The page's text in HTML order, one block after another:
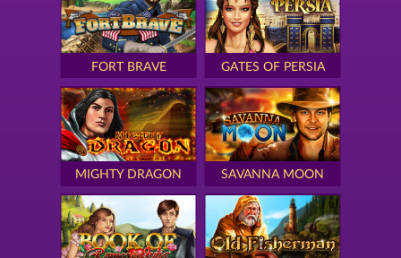
FORT BRAVE GATES OF PERSIA
MIGHTY DRAGON SAVANNA MOON